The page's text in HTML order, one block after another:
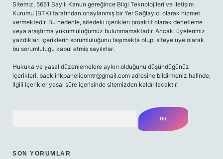
Sitemiz, 5651 Sayılı Kanun gereğince Bilgi Teknolojileri ve İletişim
Kurumu (BTK) tarafından onaylanmış bir Yer Sağlayıcı olarak hizmet
vermektedir. Bu nedenle, sitedeki içerikleri proaktif olarak denetleme
veya araştırma yükümlülüğümüz bulunmamaktadır. Ancak, üyelerimiz
yazdıkları içeriklerin sorumluluğunu taşımakta olup, siteye üye olarak
bu sorumluluğu kabul etmiş sayılırlar.
Hukuka ve yasal düzenlemelere aykırı olduğunu düşündüğünüz
içerikleri, backlinkpanelicomtr@gmail.com adresine bildirmeniz halinde,
ilgili içerikler yasal süre içerisinde sitemizden kaldırılacaktır.
SON YORUMLAR